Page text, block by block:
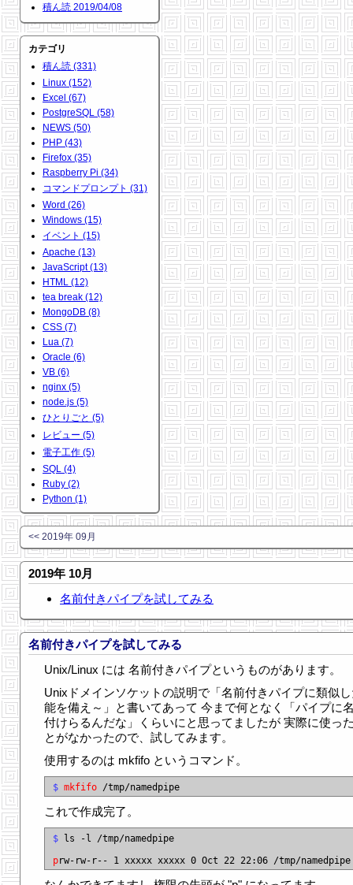
積ん読 2019/04/08
カテゴリ
積ん読 (331)
Linux (152)
Excel (67)
PostgreSQL (58)
NEWS (50)
PHP (43)
Firefox (35)
Raspberry Pi (34)
コマンドプロンプト (31)
Word (26)
Windows (15)
イベント (15)
Apache (13)
JavaScript (13)
HTML (12)
tea break (12)
MongoDB (8)
CSS (7)
Lua (7)
Oracle (6)
VB (6)
nginx (5)
node.js (5)
ひとりごと (5)
レビュー (5)
電子工作 (5)
SQL (4)
Ruby (2)
Python (1)
<< 2019年 09月
2019年 10月
名前付きパイプを試してみる
名前付きパイプを試してみる
Unix/Linux には 名前付きパイプというものがあります。
Unixドメインソケットの説明で「名前付きパイプに類似
能を備え～」と書いてあって 今まで何となく「パイプに
付けらるんだな」くらいにと思ってましたが 実際に使っ
とがなかったので、試してみます。
使用するのは mkfifo というコマンド。
$ mkfifo
これで作成完了。
$ ls -l /tmp/namedpipe
p